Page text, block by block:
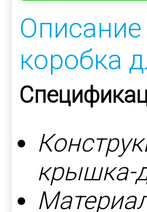
коробка
крышка-